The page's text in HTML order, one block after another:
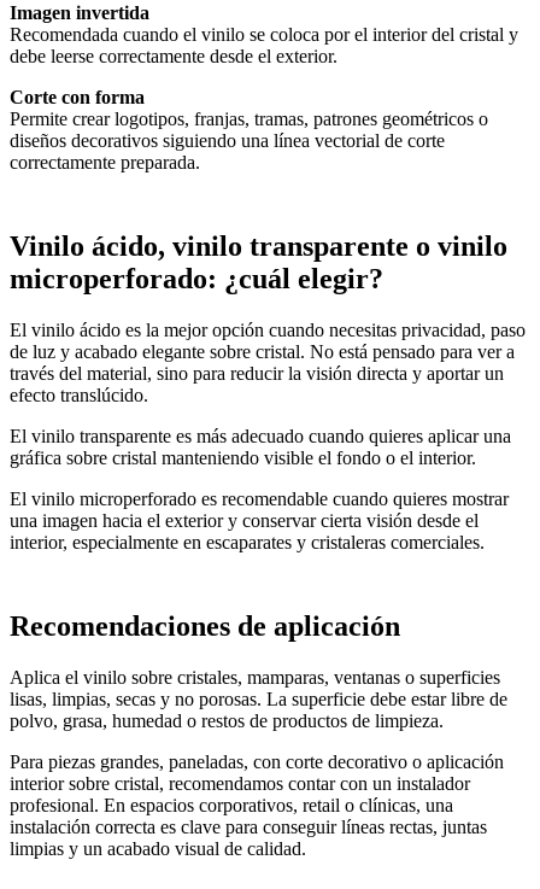
Imagen invertida
Recomendada cuando el vinilo se coloca por el interior del cristal y
debe leerse correctamente desde el exterior.
Corte con forma
Permite crear logotipos, franjas, tramas, patrones geométricos o
diseños decorativos siguiendo una línea vectorial de corte
correctamente preparada.
Vinilo ácido, vinilo transparente o vinilo
microperforado: ¿cuál elegir?
El vinilo ácido es la mejor opción cuando necesitas privacidad, paso
de luz y acabado elegante sobre cristal. No está pensado para ver a
través del material, sino para reducir la visión directa y aportar un
efecto translúcido.
El vinilo transparente es más adecuado cuando quieres aplicar una
gráfica sobre cristal manteniendo visible el fondo o el interior.
El vinilo microperforado es recomendable cuando quieres mostrar
una imagen hacia el exterior y conservar cierta visión desde el
interior, especialmente en escaparates y cristaleras comerciales.
Recomendaciones de aplicación
Aplica el vinilo sobre cristales, mamparas, ventanas o superficies
lisas, limpias, secas y no porosas. La superficie debe estar libre de
polvo, grasa, humedad o restos de productos de limpieza.
Para piezas grandes, paneladas, con corte decorativo o aplicación
interior sobre cristal, recomendamos contar con un instalador
profesional. En espacios corporativos, retail o clínicas, una
instalación correcta es clave para conseguir líneas rectas, juntas
limpias y un acabado visual de calidad.